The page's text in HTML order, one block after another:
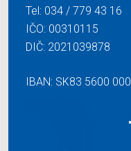
Tel: 034 / 779 43 16
IČO: 00310115
DIČ: 2021039878
IBAN: SK83 5600